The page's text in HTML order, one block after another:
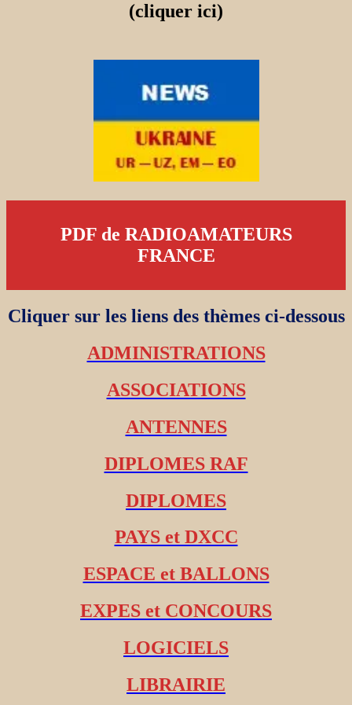
(cliquer ici)
PDF de RADIOAMATEURS
FRANCE
Cliquer sur les liens des thèmes ci-dessous
ADMINISTRATIONS
ASSOCIATIONS
ANTENNES
DIPLOMES RAF
DIPLOMES
PAYS et DXCC
ESPACE et BALLONS
EXPES et CONCOURS
LOGICIELS
LIBRAIRIE